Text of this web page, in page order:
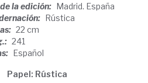
la edición: Madrid. España
Rústica
22 cm
241
Español
Papel: Rústica